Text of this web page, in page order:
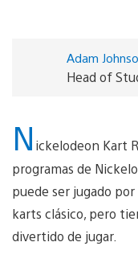
Adam
Head of
N ickelodeon Kart
programas de
puede ser jugado
karts clásico, pero
divertido de jugar.